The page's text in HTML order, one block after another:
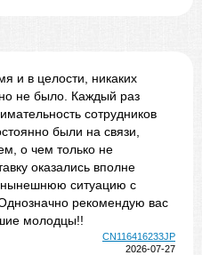
и в целости, никаких
не было. Каждый раз
сотрудников
были на связи,
о чем только не
оказались вполне
нынешнюю ситуацию с
рекомендую вас
молодцы!!
CN116416233JP
2026-07-27